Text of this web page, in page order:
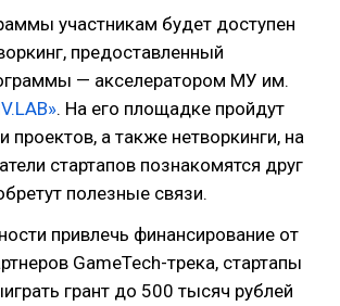
участникам будет доступен
предоставленный
— акселератором МУ им.
. На его площадке пройдут
проектов, а также нетворкинги, на
стартапов познакомятся друг
полезные связи.
привлечь финансирование от
GameTech-трека, стартапы
грант до 500 тысяч рублей